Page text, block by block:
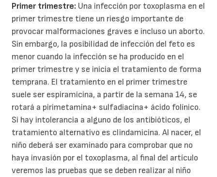
Primer trimestre: Una infección por toxoplasma en el
primer trimestre tiene un riesgo importante de
provocar malformaciones graves e incluso un aborto.
Sin embargo, la posibilidad de infección del feto es
menor cuando la infección se ha producido en el
primer trimestre y se inicia el tratamiento de forma
temprana. El tratamiento en el primer trimestre
suele ser espiramicina, a partir de la semana 14, se
rotará a pirimetamina+ sulfadiacina+ ácido folínico.
Si hay intolerancia a alguno de los antibióticos, el
tratamiento alternativo es clindamicina. Al nacer, el
niño deberá ser examinado para comprobar que no
haya invasión por el toxoplasma, al final del artículo
veremos las pruebas que se deben realizar al niño